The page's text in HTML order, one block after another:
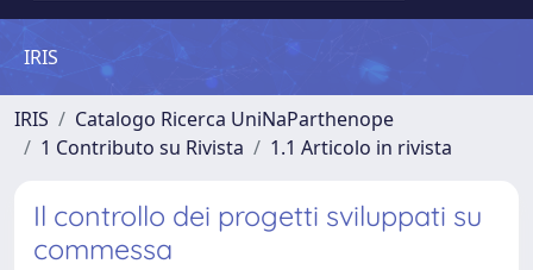
IRIS
IRIS
Catalogo Ricerca UniNaParthenope
1 Contributo su Rivista
1.1 Articolo in rivista
Il controllo dei progetti sviluppati su
commessa